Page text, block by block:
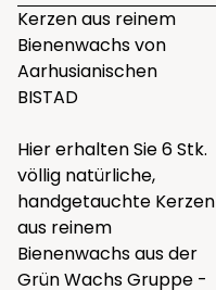
Kerzen aus reinem
Bienenwachs von
Aarhusianischen
BISTAD
Hier erhalten Sie 6 Stk.
völlig natürliche,
handgetauchte Kerzen
aus reinem
Bienenwachs aus der
Grün Wachs Gruppe -